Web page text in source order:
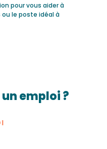
pour vous aider à
le poste idéal à
emploi ?